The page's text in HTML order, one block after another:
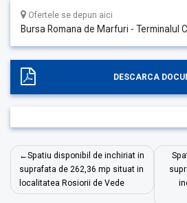
Ofertele se depun aici
Bursa Romana de Marfuri - Terminalul
DESCARCA
Navigare
în
articole
Spatiu disponibil de inchiriat in
suprafata de 262,36 mp situat in
localitatea Rosiorii de Vede